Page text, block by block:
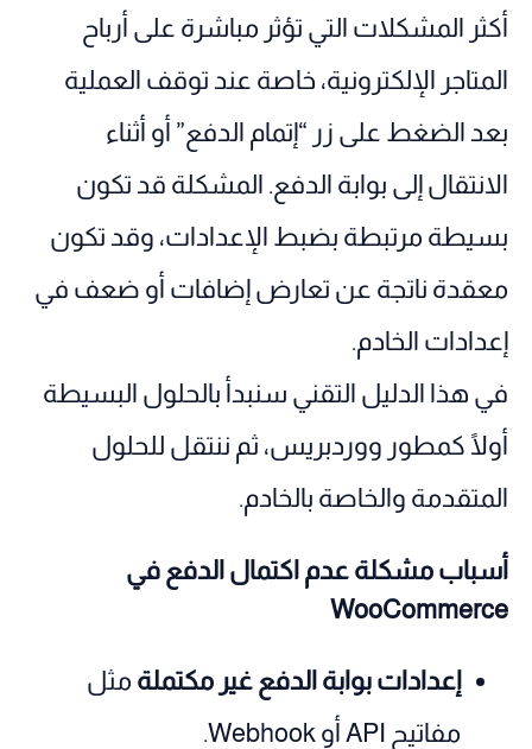
أكثر المشكلات التي تؤثر مباشرة على أرباح
المتاجر الإلكترونية، خاصة عند توقف العملية
بعد الضغط على زر “إتمام الدفع” أو أثناء
الانتقال إلى بوابة الدفع. المشكلة قد تكون
بسيطة مرتبطة بضبط الإعدادات، وقد تكون
معقدة ناتجة عن تعارض إضافات أو ضعف في
إعدادات الخادم.
في هذا الدليل التقني سنبدأ بالحلول البسيطة
أولًا كمطور ووردبريس، ثم ننتقل للحلول
المتقدمة والخاصة بالخادم.
أسباب مشكلة عدم اكتمال الدفع في
WooCommerce
إعدادات بوابة الدفع غير مكتملة مثل
مفاتيح API أو Webhook.